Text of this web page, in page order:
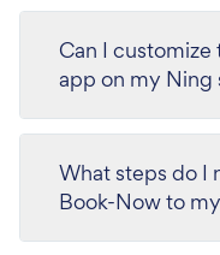
Can I
app on my Ning
What steps do I
Book-Now to